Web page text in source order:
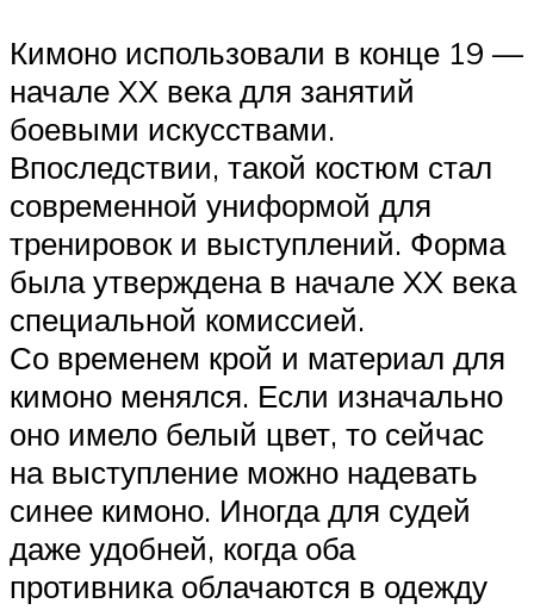
Кимоно использовали в конце 19 —
начале XX века для занятий
боевыми искусствами.
Впоследствии, такой костюм стал
современной униформой для
тренировок и выступлений. Форма
была утверждена в начале XX века
специальной комиссией.
Со временем крой и материал для
кимоно менялся. Если изначально
оно имело белый цвет, то сейчас
на выступление можно надевать
синее кимоно. Иногда для судей
даже удобней, когда оба
противника облачаются в одежду